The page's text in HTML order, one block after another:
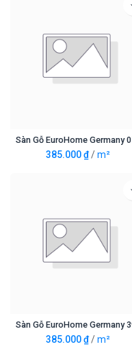
385.000₫ /m²
385.000₫ /m²